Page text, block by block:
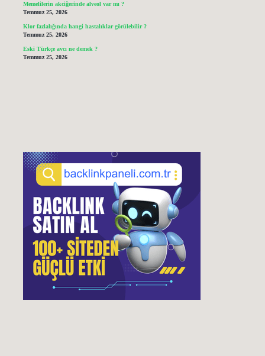
Memelilerin akciğerinde alveol var mı ?
Temmuz 25, 2026
Klor fazlalığında hangi hastalıklar görülebilir ?
Temmuz 25, 2026
Eski Türkçe avcı ne demek ?
Temmuz 25, 2026